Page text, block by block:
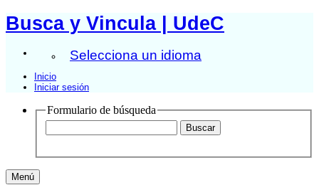
Busca y Vincula | UdeC
Selecciona un idioma
Inicio
Iniciar sesión
Formulario de búsqueda
Menú